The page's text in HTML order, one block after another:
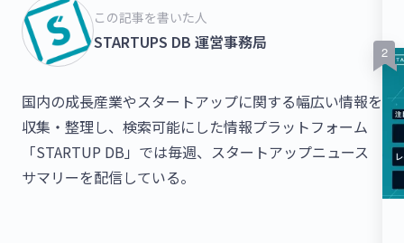
この記事を書いた人
STARTUPS DB 運営事務局
国内の成長産業やスタートアップに関する幅広い情報を
収集・整理し、検索可能にした情報プラットフォーム
「STARTUP DB」では毎週、スタートアップニュース
サマリーを配信している。